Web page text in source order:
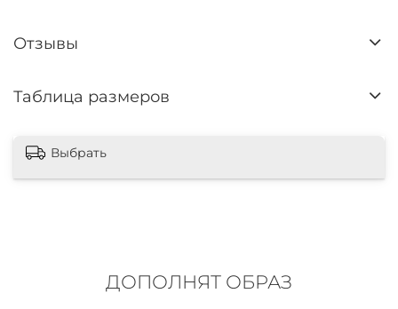
Отзывы
Таблица размеров
Выбрать
ДОПОЛНЯТ ОБРАЗ